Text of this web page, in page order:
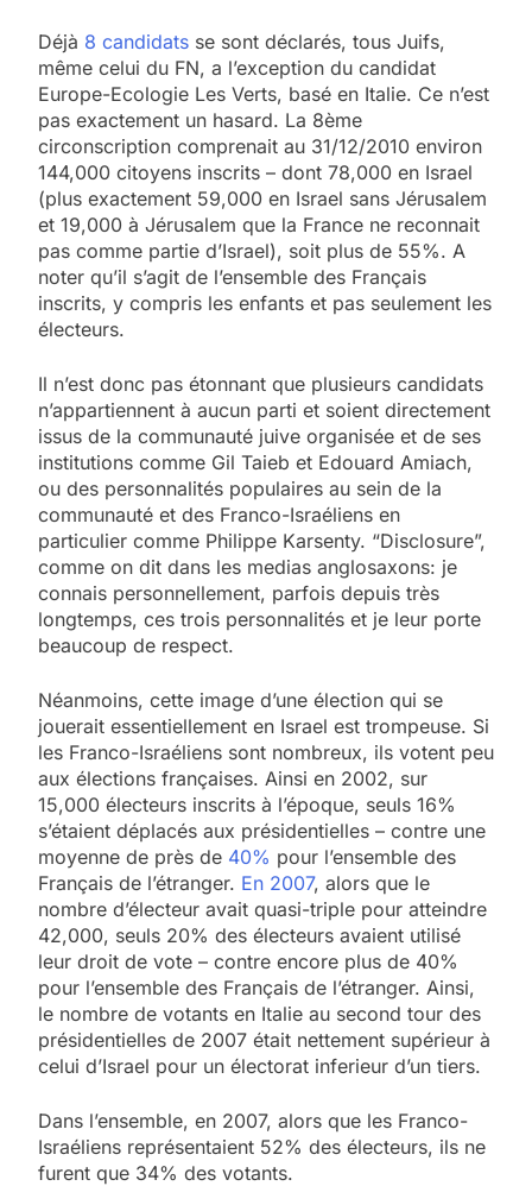
Déjà 8 candidats se sont déclarés, tous Juifs,
même celui du FN, a l’exception du candidat
Europe-Ecologie Les Verts, basé en Italie. Ce n’est
pas exactement un hasard. La 8ème
circonscription comprenait au 31/12/2010 environ
144,000 citoyens inscrits – dont 78,000 en Israel
(plus exactement 59,000 en Israel sans Jérusalem
et 19,000 à Jérusalem que la France ne reconnait
pas comme partie d’Israel), soit plus de 55%. A
noter qu’il s’agit de l’ensemble des Français
inscrits, y compris les enfants et pas seulement les
électeurs.
Il n’est donc pas étonnant que plusieurs candidats
n’appartiennent à aucun parti et soient directement
issus de la communauté juive organisée et de ses
institutions comme Gil Taieb et Edouard Amiach,
ou des personnalités populaires au sein de la
communauté et des Franco-Israéliens en
particulier comme Philippe Karsenty. “Disclosure”,
comme on dit dans les medias anglosaxons: je
connais personnellement, parfois depuis très
longtemps, ces trois personnalités et je leur porte
beaucoup de respect.
Néanmoins, cette image d’une élection qui se
jouerait essentiellement en Israel est trompeuse. Si
les Franco-Israéliens sont nombreux, ils votent peu
aux élections françaises. Ainsi en 2002, sur
15,000 électeurs inscrits à l’époque, seuls 16%
s’étaient déplacés aux présidentielles – contre une
moyenne de près de 40% pour l’ensemble des
Français de l’étranger. En 2007, alors que le
nombre d’électeur avait quasi-triple pour atteindre
42,000, seuls 20% des électeurs avaient utilisé
leur droit de vote – contre encore plus de 40%
pour l’ensemble des Français de l’étranger. Ainsi,
le nombre de votants en Italie au second tour des
présidentielles de 2007 était nettement supérieur à
celui d’Israel pour un électorat inferieur d’un tiers.
Dans l’ensemble, en 2007, alors que les Franco-
Israéliens représentaient 52% des électeurs, ils ne
furent que 34% des votants.